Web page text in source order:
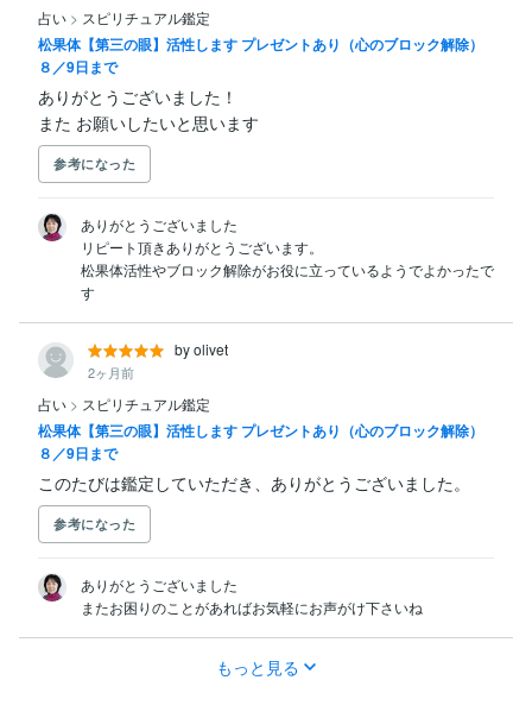
占い > スピリチュアル鑑定
松果体【第三の眼】活性します プレゼントあり（心のブロック解除）
８／9日まで
ありがとうございました！
また お願いしたいと思います
参考になった
ありがとうございました
リピート頂きありがとうございます。
松果体活性やブロック解除がお役に立っているようでよかったで
す
by olivet
2ヶ月前
占い > スピリチュアル鑑定
松果体【第三の眼】活性します プレゼントあり（心のブロック解除）
８／9日まで
このたびは鑑定していただき、ありがとうございました。
参考になった
ありがとうございました
またお困りのことがあればお気軽にお声がけ下さいね
もっと見る